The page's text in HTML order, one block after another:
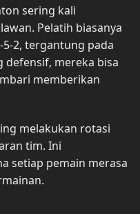
sering kali
Pelatih biasanya
2, tergantung pada
defensif, mereka bisa
memberikan
melakukan rotasi
tim. Ini
setiap pemain merasa